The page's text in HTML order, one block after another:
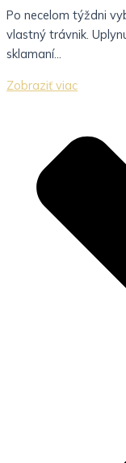
Po necelom týždni
vlastný trávnik.
sklamaní...
Zobraziť viac